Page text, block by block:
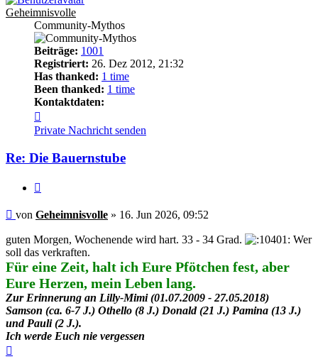
Geheimnisvolle
Community-Mythos
Beiträge: 1001
Registriert: 26. Dez 2012, 21:32
Has thanked: 1 time
Been thanked: 1 time
Kontaktdaten:
von
Geheimnisvolle
Private Nachricht senden
Re: Die Bauernstube
Beitrag
von Geheimnisvolle » 16. Jun 2026, 09:52
guten Morgen, Wochenende wird hart. 33 - 34 Grad.
Wer
soll das verkraften.
Für eine Zeit, halt ich Eure Pfötchen fest, aber
Eure Herzen, mein Leben lang.
Zur Erinnerung an Lilly-Mimi (01.07.2009 - 27.05.2018)
Samson (ca. 6-7 J.) Othello (8 J.) Donald (21 J.) Pamina (13 J.)
und Pauli (2 J.).
Ich werde Euch nie vergessen